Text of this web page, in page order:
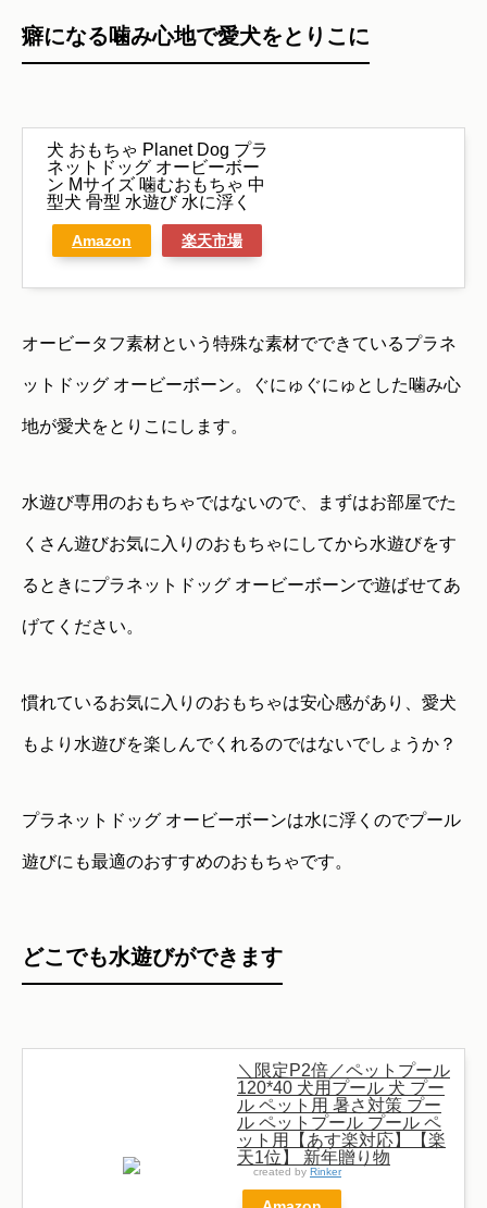
癖になる噛み心地で愛犬をとりこに
犬 おもちゃ Planet Dog プラ
ネットドッグ オービーボー
ン Mサイズ 噛むおもちゃ 中
型犬 骨型 水遊び 水に浮く
Amazon 楽天市場
オービータフ素材という特殊な素材でできているプラネ
ットドッグ オービーボーン。ぐにゅぐにゅとした噛み心
地が愛犬をとりこにします。
水遊び専用のおもちゃではないので、まずはお部屋でた
くさん遊びお気に入りのおもちゃにしてから水遊びをす
るときにプラネットドッグ オービーボーンで遊ばせてあ
げてください。
慣れているお気に入りのおもちゃは安心感があり、愛犬
もより水遊びを楽しんでくれるのではないでしょうか？
プラネットドッグ オービーボーンは水に浮くのでプール
遊びにも最適のおすすめのおもちゃです。
どこでも水遊びができます
＼限定P2倍／ペットプール
120*40 犬用プール 犬 プー
ル ペット用 暑さ対策 プー
ル ペットプール プール ペ
ット用【あす楽対応】【楽
天1位】 新年贈り物
created by Rinker